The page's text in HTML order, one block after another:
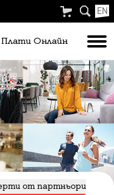
EN
Плати Oнлайн
от партньори